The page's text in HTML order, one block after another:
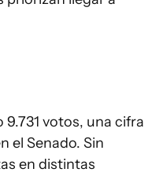
9.731 votos, una cifra
el Senado. Sin
en distintas